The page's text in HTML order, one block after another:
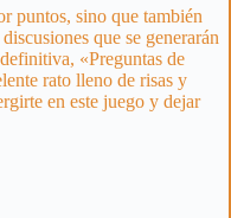
puntos, sino que también
que se generarán
«Preguntas de
rato lleno de risas y
en este juego y dejar